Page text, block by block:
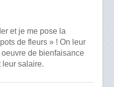
et je me pose la
de fleurs » ! On leur
oeuvre de bienfaisance
leur salaire.